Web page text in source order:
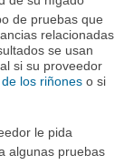
de pruebas que
relacionadas
se usan
si su proveedor
los riñoneso si
le pida
algunas pruebas